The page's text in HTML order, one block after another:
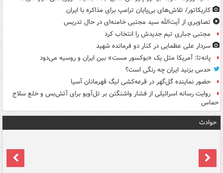
کاریکاتور/ تلاش‌های بی‌پایان ترامپ برای مذاکره با ایران
تصاویری از آیت‌الله سید مجتبی خامنه‌ای در حال تدریس
مجتبی جباری تیم جدیدش را انتخاب کرد
سردار علی عظمایی در کنار دو فرمانده شهید
پانه‌تا: آمریکا مثل یک «بوکسور مست» بین ایران و روسیه می‌دود
حدس بزنید ایران چه رنگی است؟
حضور نماینده گل‌گهر در قرعه‌کشی لیگ قهرمانان آسیا
روایت رسانه اسرائیلی از فشار واشنگتن بر تل‌آویو برای آتش‌بس و خلع سلاح
حماس
حوادث